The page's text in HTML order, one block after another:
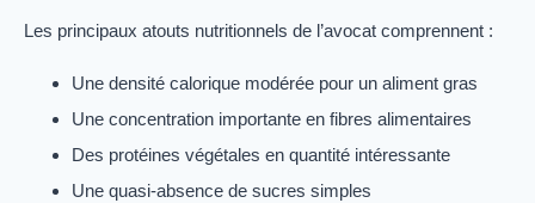
Les principaux atouts nutritionnels de l’avocat comprennent :
Une densité calorique modérée pour un aliment gras
Une concentration importante en fibres alimentaires
Des protéines végétales en quantité intéressante
Une quasi-absence de sucres simples